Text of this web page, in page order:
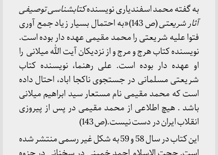
به گفته محمد اسفندیاری نویسندهکتابشناسی توصیفی
آثار شریعتی
(ص 143)«به احتمال بسیار زیاد جمع آوری
فتوا علیه شریعتی را محمد مقیمی عهده دار بوده است.
نویسنده کتاب هرج و مرج و از نزدیکان آیت الله میلانی را
او عهده دار بوده است. علی رهنما، نویسنده کتاب
شریعتی مسلمانی در جستجوی ناکجا اباد، احتال داده
است که محمد مقیمی نام مستعار سید ابراهیم میلانی
باشد . هیچ اطلاعی از محمد مقیمی در پس از پیروزی
انقلاب ایران در دست نیست.(ص 143)
این کتاب در سال 58 و 59 به شکل غیر رسمی منتشر شده